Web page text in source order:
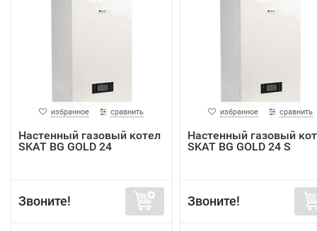
избранное сравнить
Настенный газовый котел
SKAT BG GOLD 24
Звоните!
избранное сравнить
Настенный газовый
SKAT BG GOLD 24 S
Звоните!